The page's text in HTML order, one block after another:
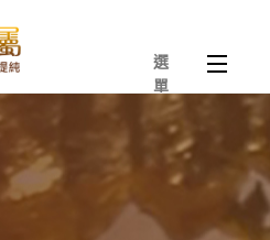
選
單